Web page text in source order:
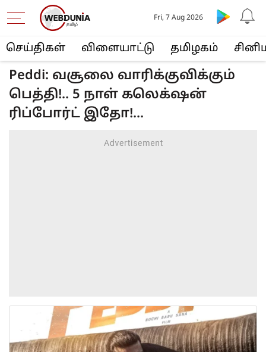
செய்திகள் விளையா‌ட்டு த‌மிழக‌ம்
Fri, 7 Aug 2026
Peddi: வசூலை வாரிக்குவிக்கும்
பெத்தி!.. 5 நாள் கலெக்‌ஷன்
ரிப்போர்ட் இதோ!...